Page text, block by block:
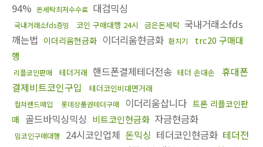
94% 돈세탁최저수수료 대검믹싱
국내거래소fds증빙 코인 구매대행 24시 금은돈세탁 국내거래소fds
깨는법 이더리움현금화 이더리움현금화 환치기
trc20 구매대
행
리플코인판매 테더거래 핸드폰결제테더전송 테더 손대손
휴대폰
결제비트코인구입
테더코인비대면거래
컬쳐랜드매입 롯데상품권테더구매 이더리움삽니다 트론 리플코인판
매 골드바믹싱믹싱 비트코인현금화 자금현금화
밈코인구매대행 24시코인업체 돈믹싱 테더코인현금화 테더전